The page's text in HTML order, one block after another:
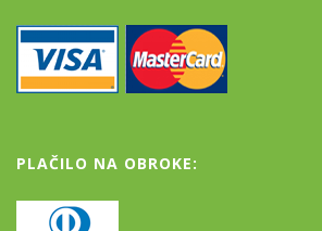
PLAČILO NA OBROKE: